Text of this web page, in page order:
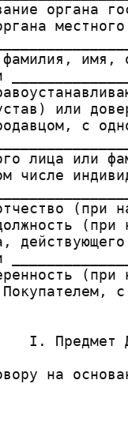
органа
имя,
или
с
лица или
числе
(при
(при
(при
I. Предмет
на